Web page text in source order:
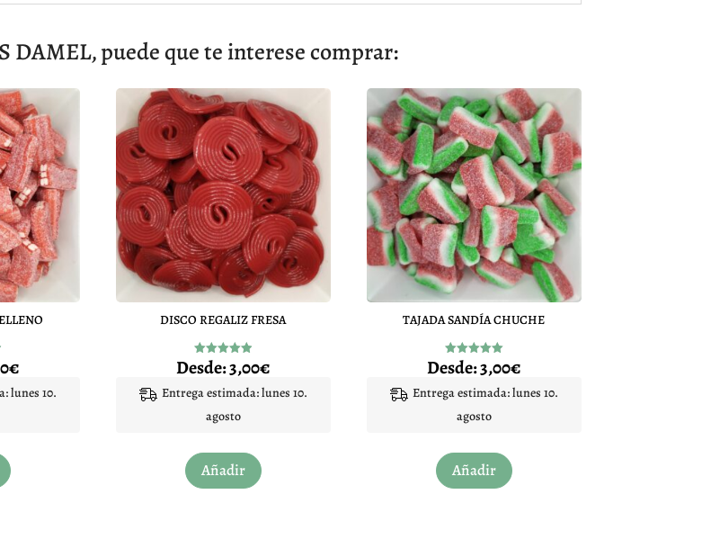
DAMEL, puede que te interese comprar:
€
lunes 10.
producto
DISCO REGALIZ FRESA
Valorado
con
de 5
Desde:3,00€
Entrega estimada: lunes 10.
agosto
Añadir
producto
TAJADA SANDÍA CHUCHE
Valorado
con
de 5
Desde:3,00€
Entrega estimada: lunes 10.
agosto
Añadir
producto